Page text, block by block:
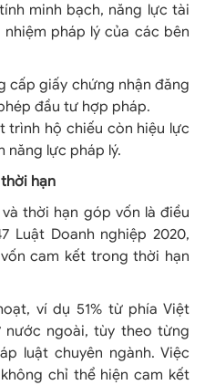
minh bạch, năng lực tài
pháp lý của các bên
cấp giấy chứng nhận đăng
đầu tư hợp pháp.
trình hộ chiếu còn hiệu lực
năng lực pháp lý.
hạn
thời hạn góp vốn là điều
Luật Doanh nghiệp 2020,
cam kết trong thời hạn
ví dụ 51% từ phía Việt
nước ngoài, tùy theo từng
luật chuyên ngành. Việc
chỉ thể hiện cam kết